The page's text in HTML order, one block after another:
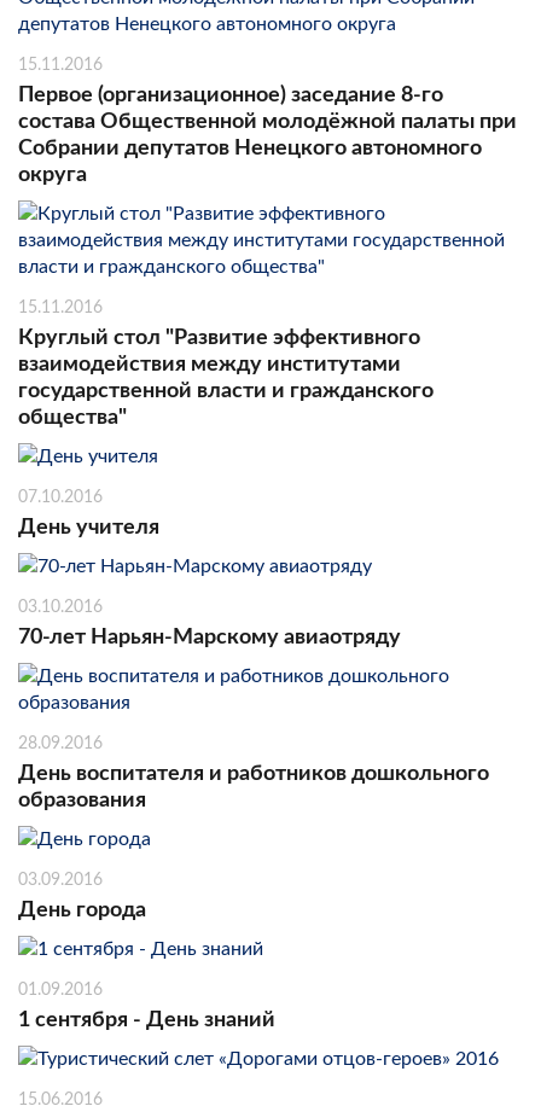
15.11.2016
Первое (организационное) заседание 8-го
состава Общественной молодёжной палаты при
Собрании депутатов Ненецкого автономного
округа
15.11.2016
Круглый стол "Развитие эффективного
взаимодействия между институтами
государственной власти и гражданского
общества"
07.10.2016
День учителя
03.10.2016
70-лет Нарьян-Марскому авиаотряду
28.09.2016
День воспитателя и работников дошкольного
образования
03.09.2016
День города
01.09.2016
1 сентября - День знаний
15.06.2016